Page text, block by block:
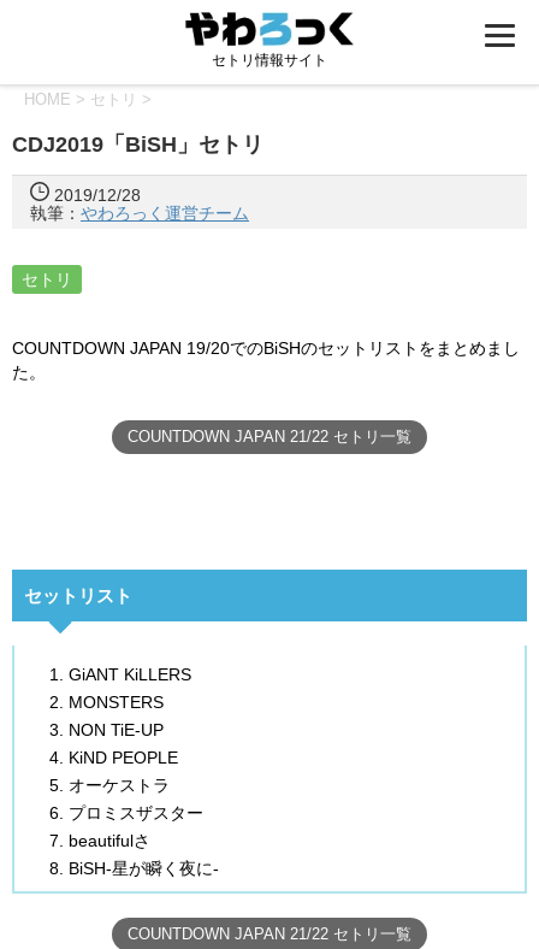
セトリ情報サイト
HOME > セトリ >
CDJ2019「BiSH」セトリ
2019/12/28
執筆： やわろっく運営チーム
セトリ
COUNTDOWN JAPAN 19/20でのBiSHのセットリストをまとめまし
た。
COUNTDOWN JAPAN 21/22 セトリ一覧
セットリスト
GiANT KiLLERS
MONSTERS
NON TiE-UP
KiND PEOPLE
オーケストラ
プロミスザスター
beautifulさ
BiSH-星が瞬く夜に-
COUNTDOWN JAPAN 21/22 セトリ一覧